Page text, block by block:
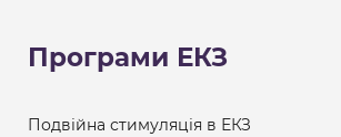
Програми ЕКЗ
Подвійна стимуляція в ЕКЗ